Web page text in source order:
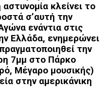
κλείνει το
σ’αυτή την
ενάντια στις
Ελλάδα, ενημερώνει
την
7μμ στο Πάρκο
Μέγαρο μουσικής)
στην αμερικάνικη